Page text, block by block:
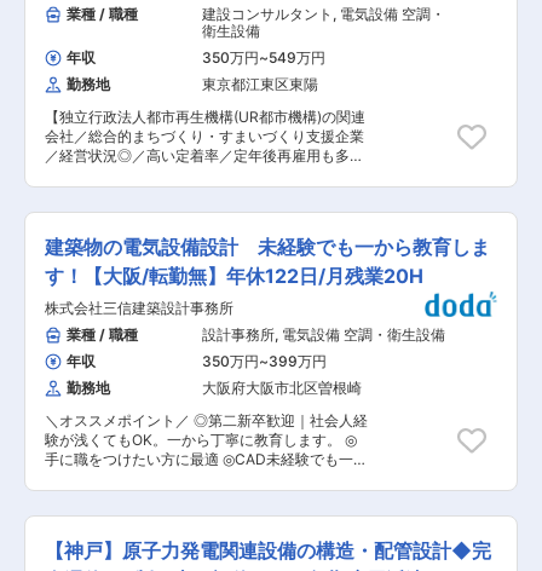
すい環境： ・実働7.5時間で、業務時間中は集中
して効率的に業務を行い、なるべく早く勤務を終
えることを目標にしています。 ・残業時間：平均
10〜20時間 ・フルタイムの社員だけでなく、子
育てや介護などで時間的に制約のある方でも歓迎
いたします。建築から離れてブランクのある方も
大歓迎です。ご相談の上、最適な働き方について
検討させて頂きます。 ■リモートワークについ
なっております。 地方在住でフルテレワークで働
くメンバーもおりますので、フルテレワークを希
間・竣工検査 （5）竣工後のアフターサービス対
応に関する助言 ※変更の範囲：会社の定める業務
■働き方： 年休122日、土日祝休み、残業20ｈ程
度です。 フレックスタイム制を導入。水曜日はコ
アタイムを設定していません。直行直帰も可能で
ライフスタイルに合わせた柔軟な業務設計が可
能。 ■当社の魅力： 【◇住友商事100％出資の不
動産会社】 昭和39年の創業以来マンションの販
売、マンション管理、不動産流通、賃貸、リフォ
ーム、建物コンサルなど住宅にかかわる幅広い業
した例は珍しく、一貫したバリューチェーンを構
築しているのが同社の強みと言えます。 【◇ワン
ストップソリューション】 ワンストップ・フルラ
イン体制が特徴。販売・管理・仲介・賃貸・技術
の各部門が連携して業務を行い、今後もお客様の
要望を超えるハイレベルなサービスを提供してい
きます。
業種 / 職種
建設コンサルタント , 電気設備 空調・
衛生設備
年収
350万円~549万円
勤務地
東京都江東区東陽
【独立行政法人都市再生機構(UR都市機構)の関連
会社／総合的まちづくり・すまいづくり支援企業
／経営状況◎／高い定着率／定年後再雇用も多
支援(※) ※設計図書照査、積算補助、変更設計図書
作成等 ＜具体的には＞ ・URリンケージが受注す
る新規設計または修繕設計業務にかかる電気設備
設計 ・URリンケージが受注する新規建設工事ま
たは修繕工事にかかる電気設備工事監理 ※建物の
改変を伴う業務は含まない ★魅力★ 地方公共団
体やUR都市機構が進めるまちづくりに挑戦した
い方にとって、とてもやりがいのある環境です。
「健康経営優良法人2023」の大規模法人部門に
認定されるなど、社員の定着率の高さには自信が
間を上限としており、勤怠管理などのシステム面
の工夫や各部門のリーダーに注意を促すなど残業
時間の実現に向けて取り組んでおります。 ・女性
員の定着率の高さには自信があります。 ・市街地
再開発のトップランナーであるUR都市機構での
建築物の電気設備設計 未経験でも一から教育しま
す！【大阪/転勤無】年休122日/月残業20H
株式会社三信建築設計事務所
業種 / 職種
設計事務所, 電気設備 空調・衛生設備
年収
350万円~399万円
勤務地
大阪府大阪市北区曽根崎
＼オススメポイント／ ◎第二新卒歓迎｜社会人経
験が浅くてもOK。一から丁寧に教育します。 ◎
手に職をつけたい方に最適 ◎CAD未経験でも一か
を味わえる仕事 ◎福利厚生も充実（福利厚生倶楽
部会員、チケットレストラン、他各種補助有り）
■ 電気設備設計とは？ 建物には必ず電気が流れ
【神戸】原子力発電関連設備の構造・配管設計◆完